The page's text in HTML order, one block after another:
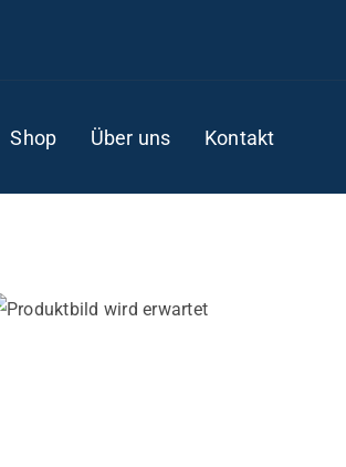
Shop Über uns Kontakt